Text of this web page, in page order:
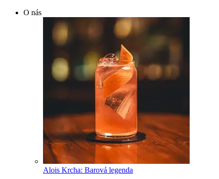
O nás
Alois Krcha: Barová legenda